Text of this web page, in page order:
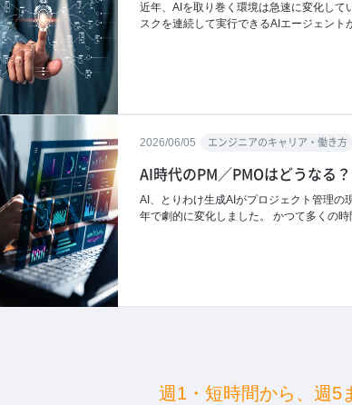
近年、AIを取り巻く環境は急速に変化して
スクを連続して実行できるAIエージェント
2026/06/05 エンジニアのキャリア・働き方
AI時代のPM／PMOはどうなる
AI、とりわけ生成AIがプロジェクト管理の
年で劇的に変化しました。 かつて多くの
週1・短時間から、週5